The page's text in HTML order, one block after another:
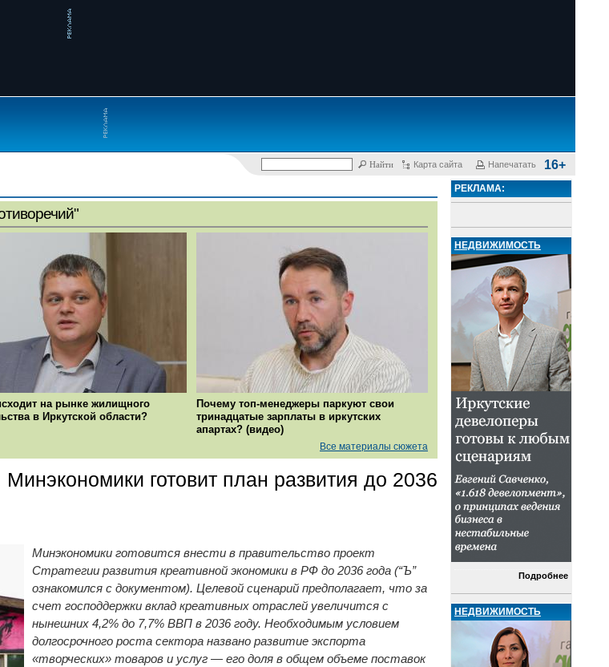
Карта сайта Напечатать 16+
на рынке жилищного
в Иркутской области?
Почему топ-менеджеры паркуют свои
тринадцатые зарплаты в иркутских
апартах? (видео)
Все материалы сюжета
готовит план развития до 2036
Минэкономики готовится внести в правительство проект
Стратегии развития креативной экономики в РФ до 2036 года (“Ъ”
ознакомился с документом). Целевой сценарий предполагает, что за
счет господдержки вклад креативных отраслей увеличится с
нынешних 4,2% до 7,7% ВВП в 2036 году. Необходимым условием
долгосрочного роста сектора названо развитие экспорта
«творческих» товаров и услуг — его доля в общем объеме поставок
РЕКЛАМА:
НЕДВИЖИМОСТЬ
Подробнее
НЕДВИЖИМОСТЬ